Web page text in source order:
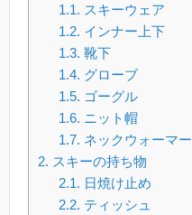
1.1. スキーウェア
1.2. インナー上下
1.3. 靴下
1.4. グローブ
1.5. ゴーグル
1.6. ニット帽
1.7. ネックウォーマー
2. スキーの持ち物
2.1. 日焼け止め
2.2. ティッシュ